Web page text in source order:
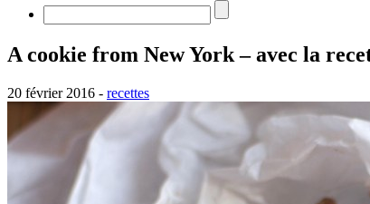
A cookie from New York – avec la
20 février 2016 - recettes